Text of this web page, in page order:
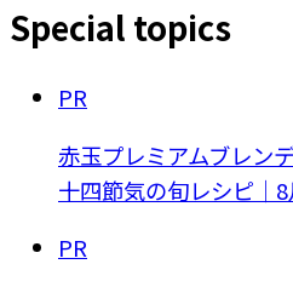
Special topics
PR
赤玉プレミアムブレン
十四節気の旬レシピ｜
PR